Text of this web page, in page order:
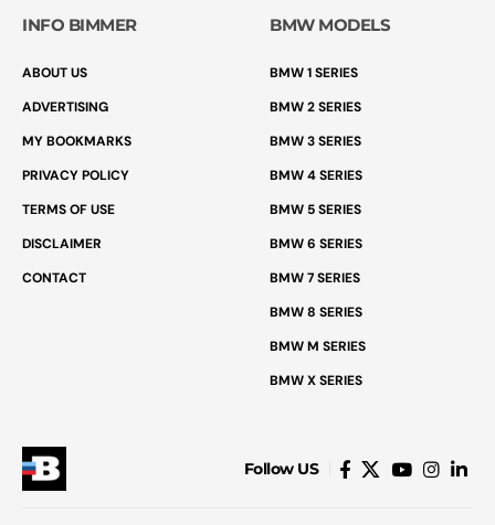
INFO BIMMER
ABOUT US
ADVERTISING
MY BOOKMARKS
PRIVACY POLICY
TERMS OF USE
DISCLAIMER
CONTACT
BMW MODELS
BMW 1 SERIES
BMW 2 SERIES
BMW 3 SERIES
BMW 4 SERIES
BMW 5 SERIES
BMW 6 SERIES
BMW 7 SERIES
BMW 8 SERIES
BMW M SERIES
BMW X SERIES
Follow US